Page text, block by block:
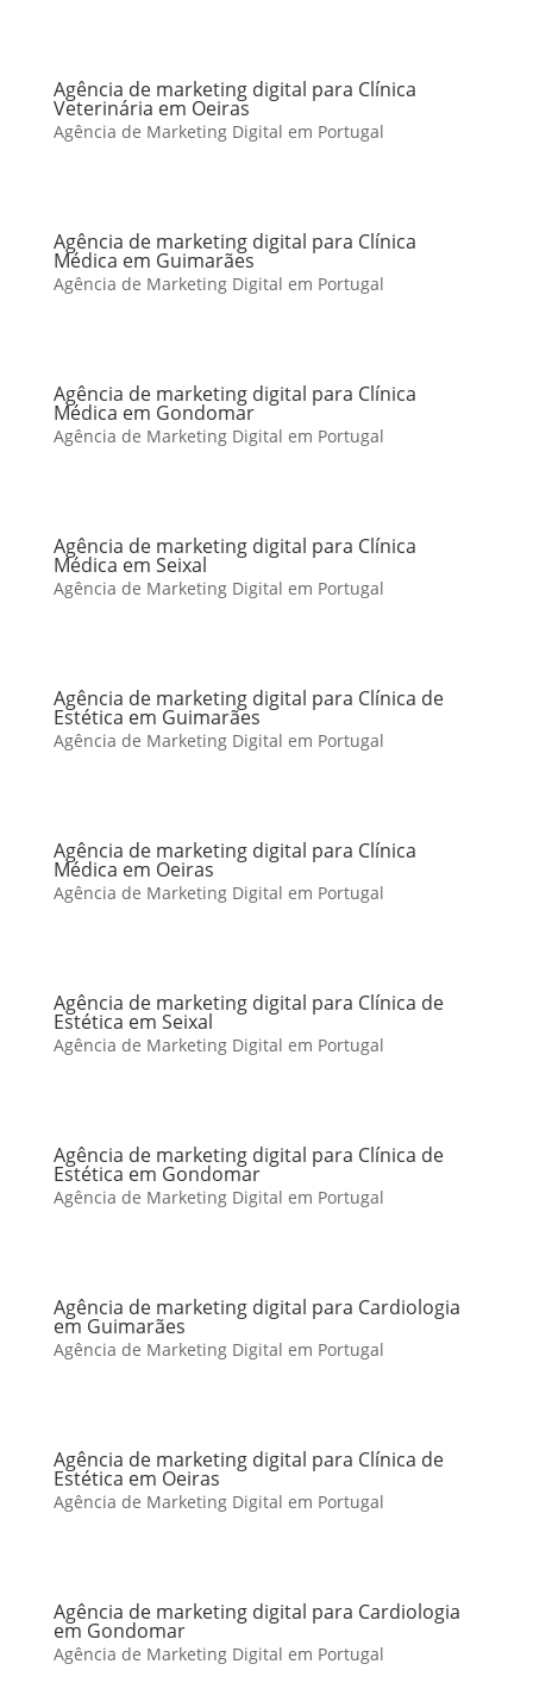
Agência de marketing digital para Clínica
Veterinária em Oeiras
Agência de Marketing Digital em Portugal
Agência de marketing digital para Clínica
Médica em Guimarães
Agência de Marketing Digital em Portugal
Agência de marketing digital para Clínica
Médica em Gondomar
Agência de Marketing Digital em Portugal
Agência de marketing digital para Clínica
Médica em Seixal
Agência de Marketing Digital em Portugal
Agência de marketing digital para Clínica de
Estética em Guimarães
Agência de Marketing Digital em Portugal
Agência de marketing digital para Clínica
Médica em Oeiras
Agência de Marketing Digital em Portugal
Agência de marketing digital para Clínica de
Estética em Seixal
Agência de Marketing Digital em Portugal
Agência de marketing digital para Clínica de
Estética em Gondomar
Agência de Marketing Digital em Portugal
Agência de marketing digital para Cardiologia
em Guimarães
Agência de Marketing Digital em Portugal
Agência de marketing digital para Clínica de
Estética em Oeiras
Agência de Marketing Digital em Portugal
Agência de marketing digital para Cardiologia
em Gondomar
Agência de Marketing Digital em Portugal